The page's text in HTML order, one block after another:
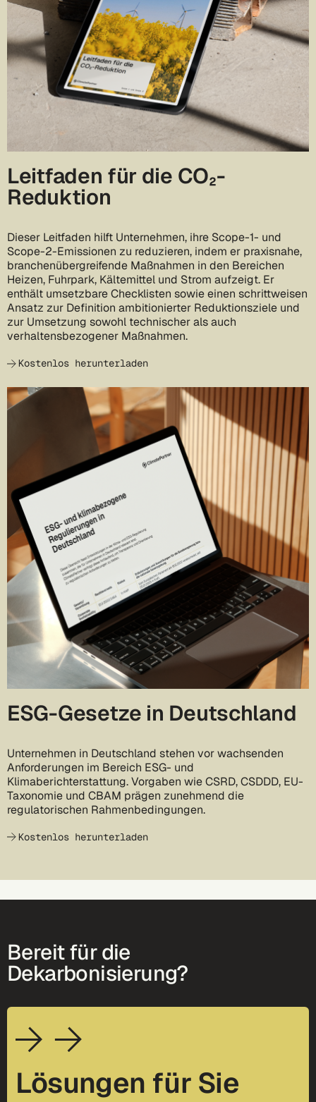
Leitfaden für die CO₂-
Reduktion
Dieser Leitfaden hilft Unternehmen, ihre Scope-1- und
Scope-2-Emissionen zu reduzieren, indem er praxisnahe,
branchenübergreifende Maßnahmen in den Bereichen
Heizen, Fuhrpark, Kältemittel und Strom aufzeigt. Er
enthält umsetzbare Checklisten sowie einen schrittweisen
Ansatz zur Definition ambitionierter Reduktionsziele und
zur Umsetzung sowohl technischer als auch
verhaltensbezogener Maßnahmen.
Kostenlos herunterladen
ESG-Gesetze in Deutschland
Unternehmen in Deutschland stehen vor wachsenden
Anforderungen im Bereich ESG- und
Klimaberichterstattung. Vorgaben wie CSRD, CSDDD, EU-
Taxonomie und CBAM prägen zunehmend die
regulatorischen Rahmenbedingungen.
Kostenlos herunterladen
Bereit für die
Dekarbonisierung?
Lösungen für Sie